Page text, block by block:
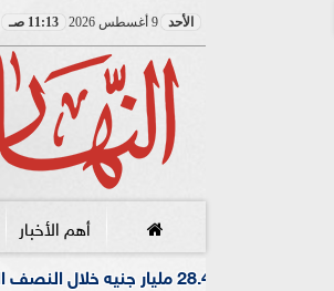
الأحد 9 أغسطس 2026 11:13 صـ
أهم الأخبار